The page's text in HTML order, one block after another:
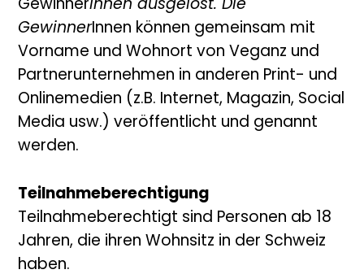
GewinnerInnen ausgelost. Die
GewinnerInnen können gemeinsam mit
Vorname und Wohnort von Veganz und
Partnerunternehmen in anderen Print- und
Onlinemedien (z.B. Internet, Magazin, Social
Media usw.) veröffentlicht und genannt
werden.
Teilnahmeberechtigung
Teilnahmeberechtigt sind Personen ab 18
Jahren, die ihren Wohnsitz in der Schweiz
haben.